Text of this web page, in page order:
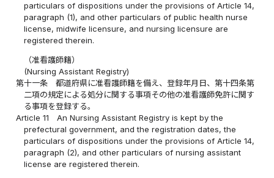
particulars of dispositions under the provisions of Article 14,
paragraph (1), and other particulars of public health nurse
license, midwife licensure, and nursing licensure are
registered therein.
（准看護師籍）
(Nursing Assistant Registry)
第十一条
都道府県に准看護師籍を備え、登録年月日、第十四条第
二項の規定による処分に関する事項その他の准看護師免許に関す
る事項を登録する。
Article 11
An Nursing Assistant Registry is kept by the
prefectural government, and the registration dates, the
particulars of dispositions under the provisions of Article 14,
paragraph (2), and other particulars of nursing assistant
license are registered therein.